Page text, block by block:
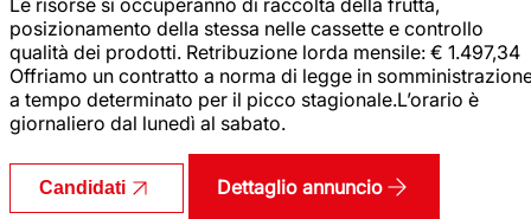
posizionamento della stessa nelle cassette e controllo
qualità dei prodotti. Retribuzione lorda mensile: € 1.497,34
Offriamo un contratto a norma di legge in
a tempo determinato per il picco stagionale.L’orario è
giornaliero dal lunedì al sabato.
Candidati Dettaglio annuncio